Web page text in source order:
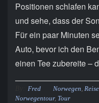
Positionen schlafen
und sehe, dass der
Für ein paar Minuten
Auto, bevor ich den
einen Tee zubereite –
Fred Norwegen,
Norwegentour, Tour